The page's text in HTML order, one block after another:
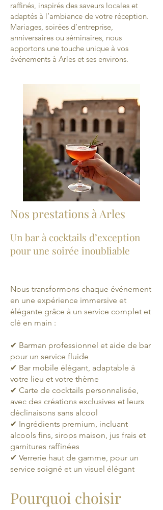
raffinés, inspirés des saveurs locales et
adaptés à l’ambiance de votre réception.
Mariages, soirées d’entreprise,
anniversaires ou séminaires, nous
apportons une touche unique à vos
événements à Arles et ses environs.
Nos prestations à Arles
Un bar à cocktails d’exception
pour une soirée inoubliable
Nous transformons chaque événement
en une expérience immersive et
élégante grâce à un service complet et
clé en main :
✔ Barman professionnel et aide de bar
pour un service fluide
✔ Bar mobile élégant, adaptable à
votre lieu et votre thème
✔ Carte de cocktails personnalisée,
avec des créations exclusives et leurs
déclinaisons sans alcool
✔ Ingrédients premium, incluant
alcools fins, sirops maison, jus frais et
garnitures raffinées
✔ Verrerie haut de gamme, pour un
service soigné et un visuel élégant
Pourquoi choisir